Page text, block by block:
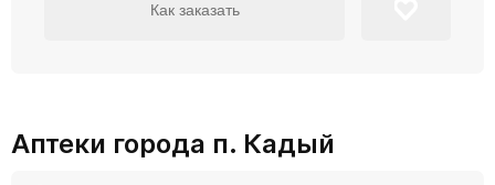
Как заказать
Аптеки города п. Кадый